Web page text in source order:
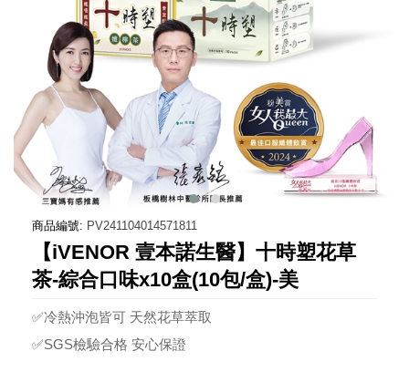
商品編號: PV241104014571811
【iVENOR 壹本諾生醫】十時塑花草
茶-綜合口味x10盒(10包/盒)-美
✅冷熱沖泡皆可 天然花草萃取
✅SGS檢驗合格 安心保證